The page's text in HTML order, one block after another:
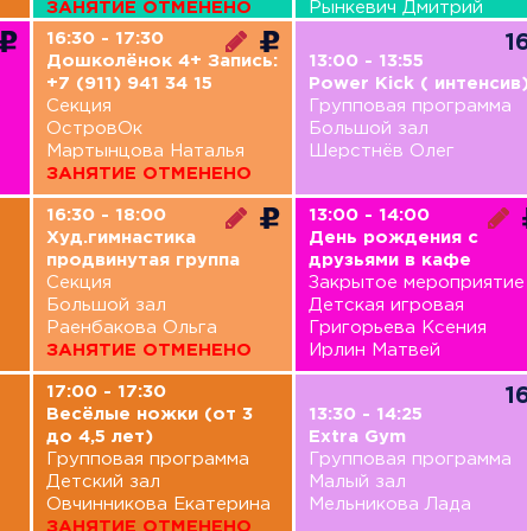
ЗАНЯТИЕ ОТМЕНЕНО
16:30 - 17:30
Дошколёнок 4+ Запись:
+7 (911) 941 34 15
Секция
ОстровОк
Мартынцова Наталья
ЗАНЯТИЕ ОТМЕНЕНО
16:30 - 18:00
Худ.гимнастика
продвинутая группа
Секция
Большой зал
Раенбакова Ольга
ЗАНЯТИЕ ОТМЕНЕНО
17:00 - 17:30
Весёлые ножки (от 3
до 4,5 лет)
Групповая программа
Детский зал
Овчинникова Екатерина
ЗАНЯТИЕ ОТМЕНЕНО
Рынкевич Дмитрий
13:00 - 13:55
Power Kick ( интенсив)
Групповая программа
Большой зал
Шерстнёв Олег
13:00 - 14:00
День рождения с
друзьями в кафе
Закрытое мероприятие
Детская игровая
Григорьева Ксения
Ирлин Матвей
13:30 - 14:25
Extra Gym
Групповая программа
Малый зал
Мельникова Лада